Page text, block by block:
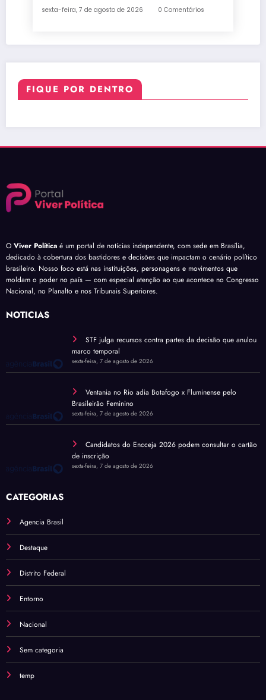
sexta-feira, 7 de agosto de 2026 0 Comentários
FIQUE POR DENTRO
O Viver Política é um portal de notícias independente, com sede em Brasília,
dedicado à cobertura dos bastidores e decisões que impactam o cenário político
brasileiro. Nosso foco está nas instituições, personagens e movimentos que
moldam o poder no país — com especial atenção ao que acontece no Congresso
Nacional, no Planalto e nos Tribunais Superiores.
NOTÍCIAS
STF julga recursos contra partes da decisão que anulou
marco temporal
sexta-feira, 7 de agosto de 2026
Ventania no Rio adia Botafogo x Fluminense pelo
Brasileirão Feminino
sexta-feira, 7 de agosto de 2026
Candidatos do Encceja 2026 podem consultar o cartão
de inscrição
sexta-feira, 7 de agosto de 2026
CATEGORIAS
Agencia Brasil
Destaque
Distrito Federal
Entorno
Nacional
Sem categoria
temp